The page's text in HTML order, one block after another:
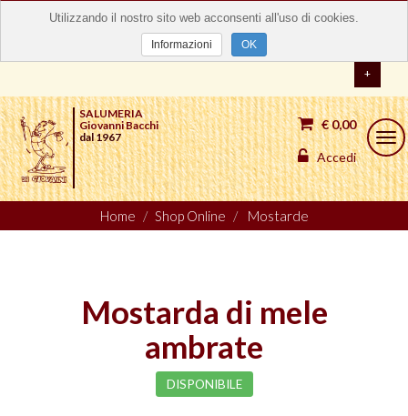
+
€ 0,00
Accedi
SALUMERIA
Giovanni Bacchi
dal 1967
Home Shop Online Mostarde
Mostarda di mele
ambrate
DISPONIBILE
Utilizzando il nostro sito web acconsenti all'uso di cookies.
Informazioni OK